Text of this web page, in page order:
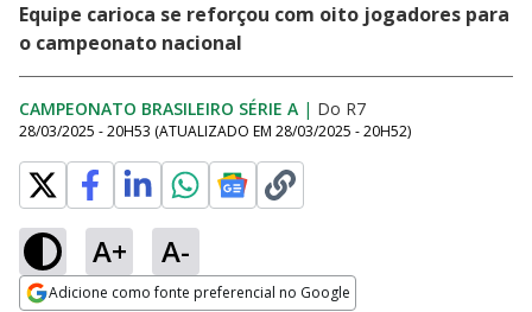
Equipe carioca se reforçou com oito jogadores para
o campeonato nacional
CAMPEONATO BRASILEIRO SÉRIE A | Do R7
28/03/2025 - 20H53 (ATUALIZADO EM 28/03/2025 - 20H52)
A+ A-
Adicione como fonte preferencial no Google
Ativar
Loaded:
47.79%